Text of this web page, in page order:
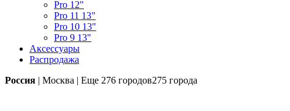
Pro 12"
Pro 11 13"
Pro 10 13"
Pro 9 13"
Аксессуары
Распродажа
Россия | Москва | Еще 276 городов275 города